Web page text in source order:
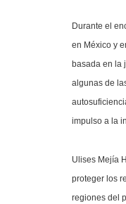
Durante el
en México y
basada en la
algunas de
impulso a la
Ulises Mejía
proteger los
regiones del